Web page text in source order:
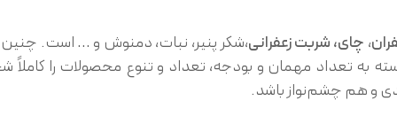
، چای، شربت زعفرانی،شکر پنیر، نبات، دمنوش و … است. چنین
به تعداد مهمان و بودجه، تعداد و تنوع محصولات را
و هم چشم‌نواز باشد.